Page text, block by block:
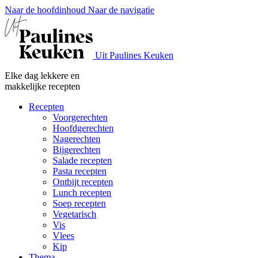
Naar de hoofdinhoud Naar de navigatie
Uit Paulines Keuken
Elke dag lekkere en
makkelijke recepten
Recepten
Voorgerechten
Hoofdgerechten
Nagerechten
Bijgerechten
Salade recepten
Pasta recepten
Ontbijt recepten
Lunch recepten
Soep recepten
Vegetarisch
Vis
Vlees
Kip